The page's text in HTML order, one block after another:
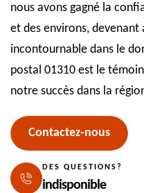
nous avons gagné la
et des environs, devenant
incontournable dans le
postal 01310 est le
notre succès dans la
Contactez-nous
DES QUESTIONS?
indisponible